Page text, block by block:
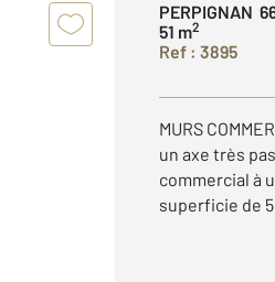
PERPIGNAN
51 m2
Ref : 3895
MURS
un axe très
commercial à
superficie de